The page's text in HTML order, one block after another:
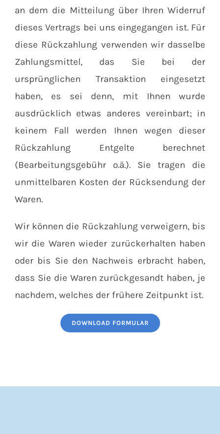
an dem die Mitteilung über Ihren Widerruf
dieses Vertrags bei uns eingegangen ist. Für
diese Rückzahlung verwenden wir dasselbe
Zahlungsmittel, das Sie bei der
ursprünglichen Transaktion eingesetzt
haben, es sei denn, mit Ihnen wurde
ausdrücklich etwas anderes vereinbart; in
keinem Fall werden Ihnen wegen dieser
Rückzahlung Entgelte berechnet
(Bearbeitungsgebühr o.ä.). Sie tragen die
unmittelbaren Kosten der Rücksendung der
Waren.
Wir können die Rückzahlung verweigern, bis
wir die Waren wieder zurückerhalten haben
oder bis Sie den Nachweis erbracht haben,
dass Sie die Waren zurückgesandt haben, je
nachdem, welches der frühere Zeitpunkt ist.
DOWNLOAD FORMULAR